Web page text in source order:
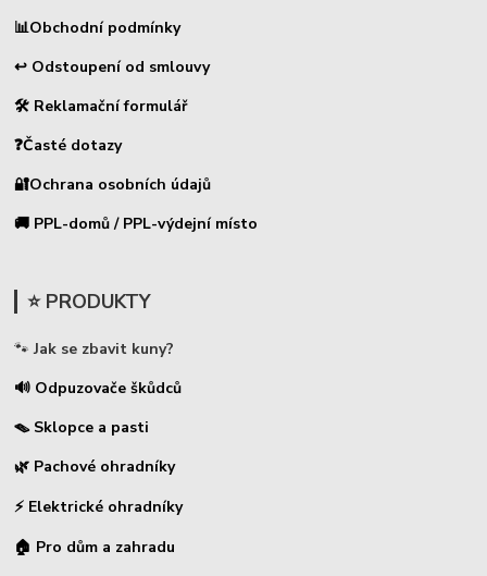
📊Obchodní podmínky
↩ Odstoupení od smlouvy
🛠 Reklamační formulář
❓Časté dotazy
🔐Ochrana osobních údajů
🚚 PPL-domů / PPL-výdejní místo
⭐ PRODUKTY
🐾 Jak se zbavit kuny?
🔊 Odpuzovače škůdců
🪤 Sklopce a pasti
🌿 Pachové ohradníky
⚡ Elektrické ohradníky
🏠 Pro dům a zahradu